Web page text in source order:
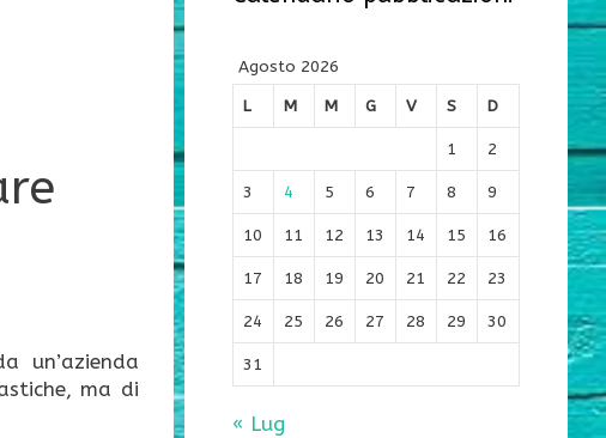
un’azienda
ma di
Agosto 2026
L
M M G V S D
1 2
3 4 5 6 7 8 9
10 11 12 13 14 15 16
17 18 19 20 21 22 23
24 25 26 27 28 29 30
31
« Lug